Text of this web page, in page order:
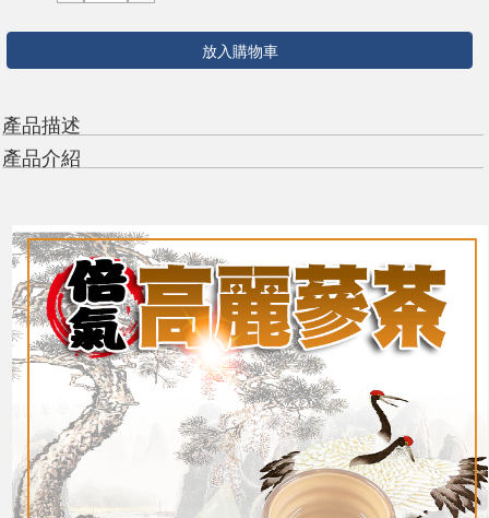
放入購物車
產品描述
產品介紹